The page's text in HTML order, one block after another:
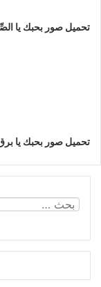
تحميل صور بحبك يا
تحميل صور بحبك يا